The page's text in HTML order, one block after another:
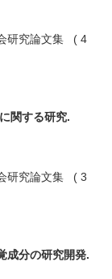
研究論文集 ( 4
関する研究.
研究論文集 ( 3
成分の研究開発.